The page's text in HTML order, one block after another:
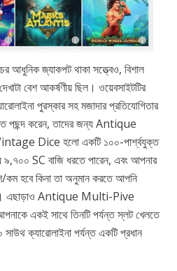
আধুনিক জ্যাকপট থাকা সত্ত্বেও, বিশাল
বেশ আকর্ষণীয় ছিল। ওয়েবসাইটটির
পুরস্কার সহ মজাদার প্রতিযোগিতার
পছন্দ করেন, তাদের জন্য Antique
Dice হলো একটি ১০০-পার্শ্বযুক্ত
SC বাজি ধরতে পারেন, এবং আপনার
কম হবে কিনা তা অনুমান করতে আপনি
এছাড়াও Antique Multi-Pive
একই সাথে তিনটি পর্যন্ত স্লট খেলতে
ক্যারোলাইনা পর্যন্ত একটি প্রধান